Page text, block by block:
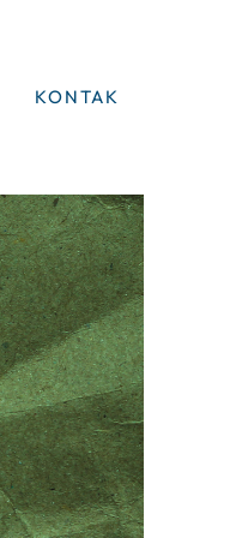
KONTAK